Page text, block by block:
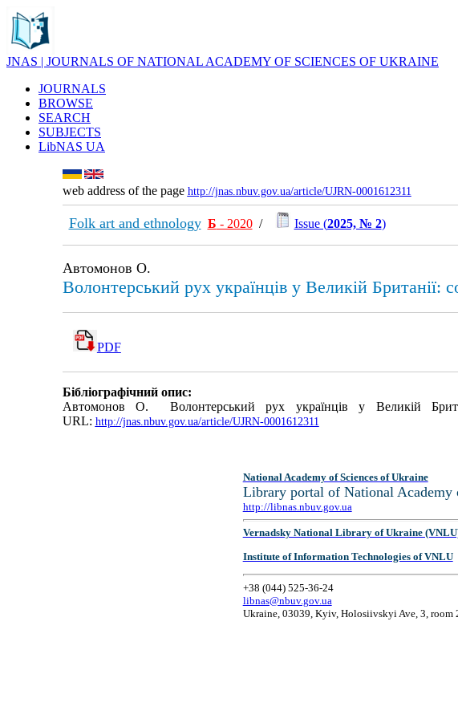
JNAS | JOURNALS OF NATIONAL ACADEMY OF SCIENCES OF UKRAINE
JOURNALS
BROWSE
SEARCH
SUBJECTS
LibNAS UA
web address of the page http://jnas.nbuv.gov.ua/article/UJRN-0001612311
Folk art and ethnology Б - 2020/ Issue (2025, № 2)
Автомонов О.
Волонтерський рух українців у Великій Британії:
PDF
Бібліографічний опис:
Автомонов О. Волонтерський рух українців у Великій
URL: http://jnas.nbuv.gov.ua/article/UJRN-0001612311
National Academy of Sciences of Ukraine
Library portal of National
http://libnas.nbuv.gov.ua
Vernadsky National Library of Ukraine
Institute of Information Technologies of VNLU
+38 (044) 525-36-24
libnas@nbuv.gov.ua
Ukraine, 03039, Kyiv, Holosiivskyi Ave, 3, room